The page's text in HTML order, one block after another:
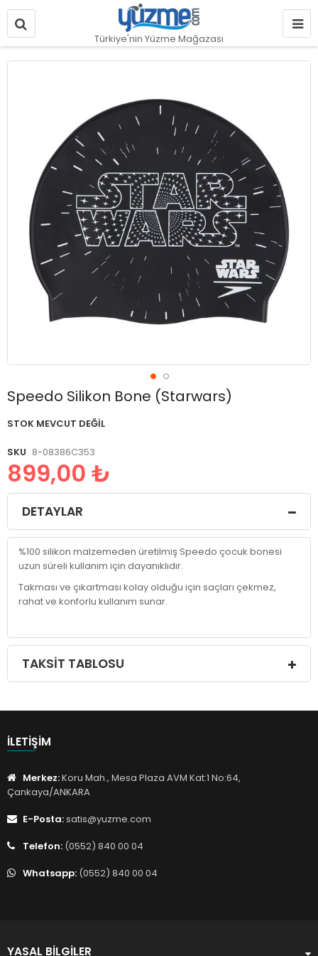
Türkiye'nin Yüzme Mağazası
Speedo Silikon Bone (Starwars)
STOK MEVCUT DEĞIL
SKU 8-08386C353
899,00 ₺
Resim
Resim
galerisinin
başlangıcına
DETAYLAR
%100 silikon malzemeden üretilmiş Speedo çocuk bonesi
uzun süreli kullanım için dayanıklıdır.
Takması ve çıkartması kolay olduğu için saçları çekmez,
rahat ve konforlu kullanım sunar.
TAKSIT TABLOSU
İLETIŞIM
Merkez:Koru Mah., Mesa Plaza AVM Kat:1 No:64,
Çankaya/ANKARA
E-Posta:satis@yuzme.com
Telefon: (0552) 840 00 04
Whatsapp: (0552) 840 00 04
YASAL BILGILER